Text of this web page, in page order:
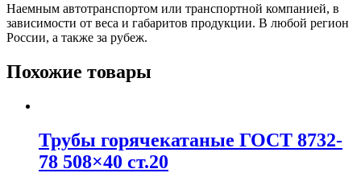
Наемным автотранспортом или транспортной компанией, в
зависимости от веса и габаритов продукции. В любой регион
России, а также за рубеж.
Похожие товары
Трубы горячекатаные ГОСТ 8732-
78 508×40 ст.20